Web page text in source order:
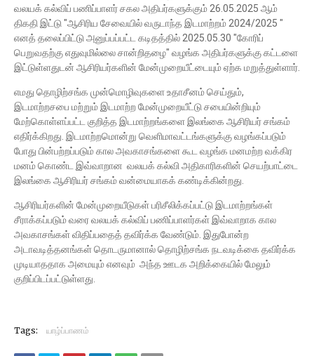
வலயக் கல்விப் பணிப்பாளர் சகல அதிபர்களுக்கும் 26.05.2025 ஆம்
திகதி இட்டு "ஆசிரிய சேவையில் வருடாந்த இடமாற்றம் 2024/2025 "
எனத் தலைப்பிட்டு அனுப்பப்பட்ட கடிதத்தில் 2025.05.30 "கோரிப்
பெறுவதற்கு எதுவுமில்லை சான்றிதழை" வழங்க அதிபர்களுக்கு கட்டளை
இட்டுள்ளதுடன் ஆசிரியர்களின் மேன்முறையீட்டையும் ஏற்க மறுத்துள்ளார்.
எமது தொழிற்சங்க முன்மொழிவுகளை உதாசீனம் செய்தும்,
இடமாற்றசபை மற்றும் இடமாற்ற மேன்முறையீட்டு சபையின்றியும்
மேற்கொள்ளப்பட்ட குறித்த இடமாற்றங்களை இலங்கை ஆசிரியர் சங்கம்
எதிர்க்கிறது. இடமாற்றமொன்று வெளிமாவட்டங்களுக்கு வழங்கப்படும்
போது பின்பற்றப்படும் கால அவகாசங்களை கூட வழங்க மனமற்ற வக்கிர
மனம் கொண்ட இவ்வாறான வலயக் கல்வி அதிகாரிகளின் செயற்பாட்டை
இலங்கை ஆசிரியர் சங்கம் வன்மையாகக் கண்டிக்கின்றது.
ஆசிரியர்களின் மேன்முறையீடுகள் பரிசீலிக்கப்பட்டு இடமாற்றங்கள்
சீராக்கப்படும் வரை வலயக் கல்விப் பணிப்பாளர்கள் இவ்வாறாக கால
அவகாசங்கள் விதிப்பதைத் தவிர்க்க வேண்டும். இதுபோன்ற
அடாவடித்தனங்கள் தொடருமானால் தொழிற்சங்க நடவடிக்கை தவிர்க்க
முடியாததாக அமையும் எனவும் அந்த ஊடக அறிக்கையில் மேலும்
குறிப்பிடப்பட்டுள்ளது.
Tags: யாழ்ப்பாணம்